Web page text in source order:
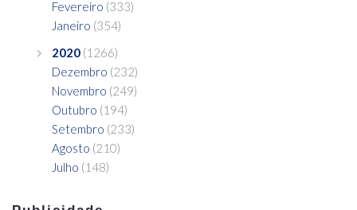
Fevereiro (333)
Janeiro (354)
2020 (1266)
Dezembro (232)
Novembro (249)
Outubro (194)
Setembro (233)
Agosto (210)
Julho (148)